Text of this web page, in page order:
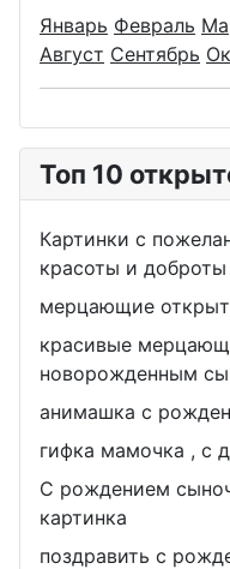
Январь Февраль
Август Сентябрь
Топ 10
Картинки с
красоты и доброты
мерцающие
красивые
новорожденным
анимашка с
гифка мамочка , с
С рождением
картинка
поздравить с